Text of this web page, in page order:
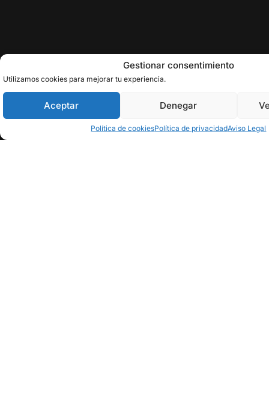
Gestionar consentimiento
Utilizamos cookies para mejorar tu experiencia.
Aceptar Denegar
Política de cookiesPolítica de privacidadAviso Legal